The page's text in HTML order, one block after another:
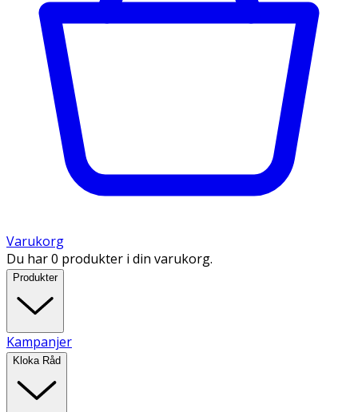
Varukorg
Du har 0 produkter i din varukorg.
Produkter
Kampanjer
Kloka Råd